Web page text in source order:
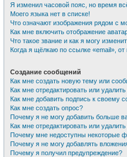
Я изменил часовой пояс, но время
Моего языка нет в списке!
Что означают изображения рядом с
Как мне включить отображение
Что такое звание и как я могу
Когда я щёлкаю по ссылке «email»,
Создание сообщений
Как мне создать новую тему или
Как мне отредактировать или
Как мне добавить подпись к своему
Как мне создать опрос?
Почему я не могу добавить больше
Как мне отредактировать или
Почему мне недоступны некоторые
Почему я не могу добавлять
Почему я получил предупреждение?